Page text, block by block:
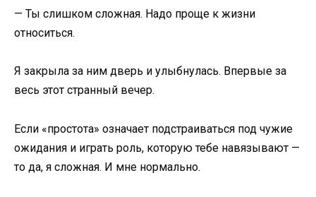
— Ты слишком сложная. Надо проще к жизни
относиться.
Я закрыла за ним дверь и улыбнулась. Впервые за
весь этот странный вечер.
Если «простота» означает подстраиваться под чужие
ожидания и играть роль, которую тебе навязывают —
то да, я сложная. И мне нормально.